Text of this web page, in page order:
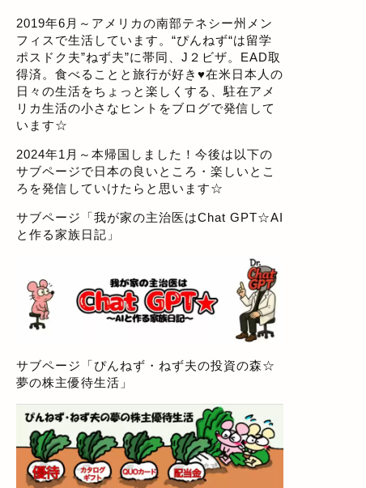
2019年6月～アメリカの南部テネシー州メン
フィスで生活しています。“ぴんねず“は留学
ポスドク夫”ねず夫”に帯同、J２ビザ。EAD取
得済。食べることと旅行が好き♥在米日本人の
日々の生活をちょっと楽しくする、駐在アメ
リカ生活の小さなヒントをブログで発信して
います☆
2024年1月～本帰国しました！今後は以下の
サブページで日本の良いところ・楽しいとこ
ろを発信していけたらと思います☆
サブページ「我が家の主治医はChat GPT☆AI
と作る家族日記 」
サブページ「ぴんねず・ねず夫の投資の森☆
夢の株主優待生活 」